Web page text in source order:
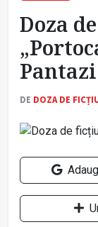
Un nou studiu
tulpinei
Alăptarea,
copilului
Concursul
aniversar
Doza
Pantazi
DE DOZA DE